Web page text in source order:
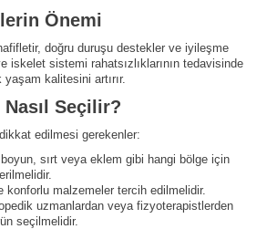
Önemi
doğru duruşu destekler ve iyileşme
iskelet sistemi rahatsızlıklarının tedavisinde
kalitesini artırır.
Seçilir?
edilmesi gerekenler:
sırt veya eklem gibi hangi bölge için
konforlu malzemeler tercih edilmelidir.
uzmanlardan veya fizyoterapistlerden
seçilmelidir.